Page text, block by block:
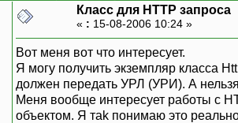
Класс для HTTP запроса
« : 15-08-2006 10:24 »
Вот меня вот что интересует.
Я могу получить экземпляр класса
должен передать УРЛ (УРИ). А
Меня вообще интересует работы с
объектом. Я тak понимаю это